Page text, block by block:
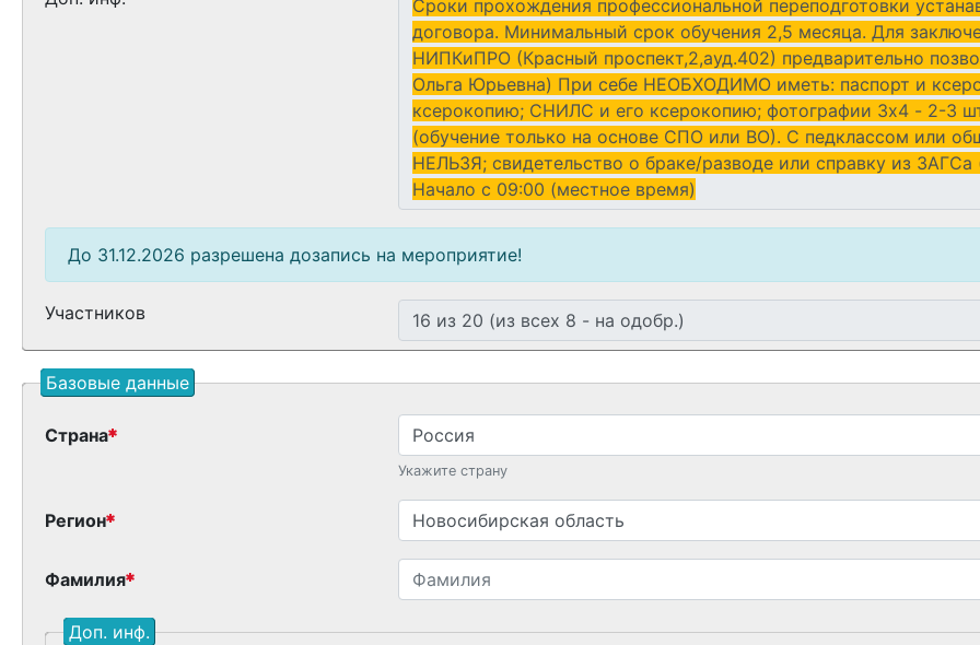
Сроки прохождения профессиональной переподготовки
договора. Минимальный срок обучения 2,5 месяца. Для
НИПКиПРО (Красный проспект,2,ауд.402) предварительно
Ольга Юрьевна) При себе НЕОБХОДИМО иметь: паспорт и
ксерокопию; СНИЛС и его ксерокопию; фотографии 3х4 - 2-3
(обучение только на основе СПО или ВО). С педклассом или
НЕЛЬЗЯ; свидетельство о браке/разводе или справку из
Начало с 09:00 (местное время)
До 31.12.2026 разрешена дозапись на мероприятие!
Участников
Базовые данные
Страна
Укажите страну
Регион
Фамилия
Доп. инф.